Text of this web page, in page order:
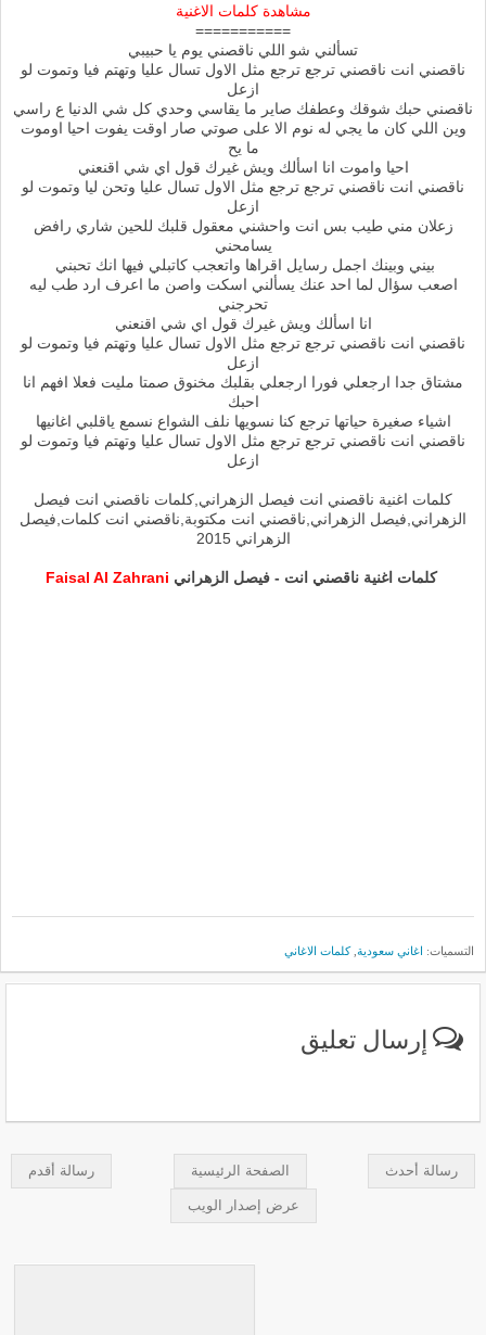
مشاهدة كلمات الاغنية
===========
تسألني شو اللي ناقصني يوم يا حبيبي
ناقصني انت ناقصني ترجع ترجع مثل الاول تسال عليا وتهتم فيا وتموت لو
ازعل
ناقصني حبك شوقك وعطفك صاير ما يقاسي وحدي كل شي الدنيا ع راسي
وين اللي كان ما يجي له نوم الا على صوتي صار اوقت يفوت احيا اوموت
ما يح
احيا واموت انا اسألك ويش غيرك قول اي شي اقنعني
ناقصني انت ناقصني ترجع ترجع مثل الاول تسال عليا وتحن ليا وتموت لو
ازعل
زعلان مني طيب بس انت واحشني معقول قلبك للحين شاري رافض
يسامحني
بيني وبينك اجمل رسايل اقراها واتعجب كاتبلي فيها انك تحبني
اصعب سؤال لما احد عنك يسألني اسكت واصن ما اعرف ارد طب ليه
تحرجني
انا اسألك ويش غيرك قول اي شي اقنعني
ناقصني انت ناقصني ترجع ترجع مثل الاول تسال عليا وتهتم فيا وتموت لو
ازعل
مشتاق جدا ارجعلي فورا ارجعلي بقلبك مخنوق صمتا مليت فعلا افهم انا
احبك
اشياء صغيرة حياتها ترجع كنا نسويها نلف الشواع نسمع ياقلبي اغانيها
ناقصني انت ناقصني ترجع ترجع مثل الاول تسال عليا وتهتم فيا وتموت لو
ازعل
كلمات اغنية ناقصني انت فيصل الزهراني,كلمات ناقصني انت فيصل
الزهراني,فيصل الزهراني,ناقصني انت مكتوبة,ناقصني انت كلمات,فيصل
الزهراني 2015
كلمات اغنية ناقصني انت - فيصل الزهراني Faisal Al Zahrani
التسميات: اغاني سعودية ,كلمات الاغاني
إرسال تعليق
رسالة أحدث رسالة أقدم الصفحة الرئيسية
عرض إصدار الويب